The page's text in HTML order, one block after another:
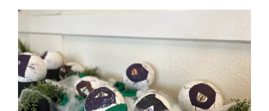
Het griezelei